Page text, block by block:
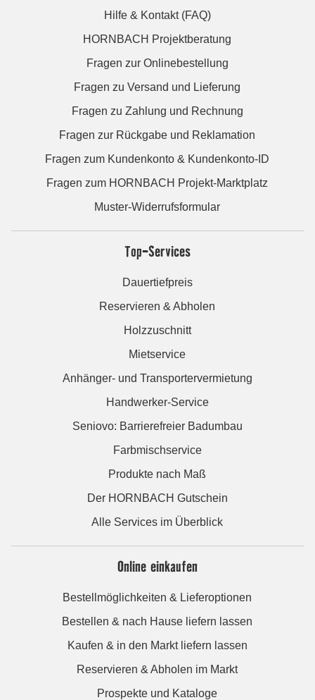
Hilfe & Kontakt (FAQ)
HORNBACH Projektberatung
Fragen zur Onlinebestellung
Fragen zu Versand und Lieferung
Fragen zu Zahlung und Rechnung
Fragen zur Rückgabe und Reklamation
Fragen zum Kundenkonto & Kundenkonto-ID
Fragen zum HORNBACH Projekt-Marktplatz
Muster-Widerrufsformular
Top-Services
Dauertiefpreis
Reservieren & Abholen
Holzzuschnitt
Mietservice
Anhänger- und Transportervermietung
Handwerker-Service
Seniovo: Barrierefreier Badumbau
Farbmischservice
Produkte nach Maß
Der HORNBACH Gutschein
Alle Services im Überblick
Online einkaufen
Bestellmöglichkeiten & Lieferoptionen
Bestellen & nach Hause liefern lassen
Kaufen & in den Markt liefern lassen
Reservieren & Abholen im Markt
Prospekte und Kataloge